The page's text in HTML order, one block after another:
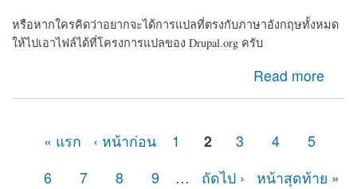
หรือหากใครคิดว่าอยากจะได้การแปลที่ตรงกับภาษาอังกฤษทั้งหมด
ให้ไปเอาไฟล์ได้ที่โครงการแปลของ Drupal.org ครับ
Read more
« แรก ‹ หน้าก่อน 1 2 3 4
5
6
7 8 9 … ถัดไป › หน้าสุดท้าย »